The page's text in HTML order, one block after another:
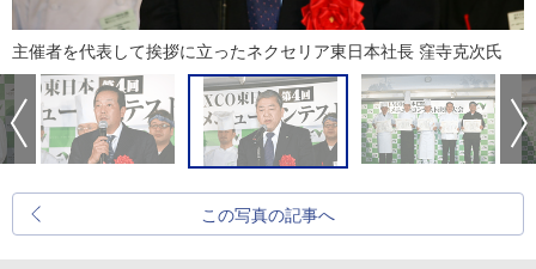
主催者を代表して挨拶に立ったネクセリア東日本社長 窪寺克次氏
この写真の記事へ